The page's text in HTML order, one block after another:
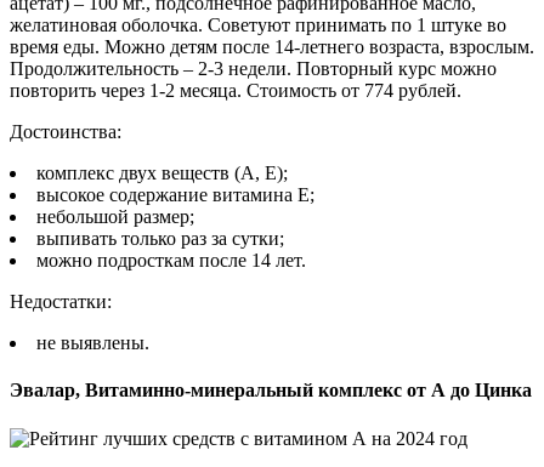
желатиновая оболочка. Советуют принимать по 1 штуке во
время еды. Можно детям после 14-летнего возраста, взрослым.
Продолжительность – 2-3 недели. Повторный курс можно
повторить через 1-2 месяца. Стоимость от 774 рублей.
Достоинства:
комплекс двух веществ (А, Е);
высокое содержание витамина Е;
небольшой размер;
выпивать только раз за сутки;
можно подросткам после 14 лет.
Недостатки:
не выявлены.
Эвалар, Витаминно-минеральный комплекс от А до Цинка